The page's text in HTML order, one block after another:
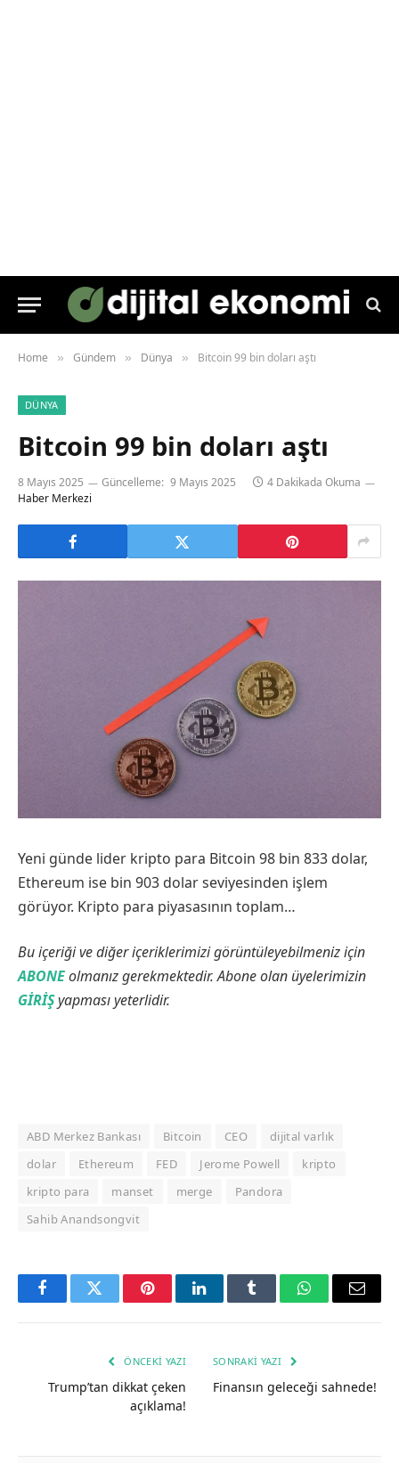
Home » Gündem » Dünya » Bitcoin 99 bin doları aştı
DÜNYA
Bitcoin 99 bin doları aştı
8 Mayıs 2025 Güncelleme: 9 Mayıs 2025
4 Dakikada Okuma
Haber Merkezi
Yeni günde lider kripto para Bitcoin 98 bin 833 dolar,
Ethereum ise bin 903 dolar seviyesinden işlem
görüyor. Kripto para piyasasının toplam…
Bu içeriği ve diğer içeriklerimizi görüntüleyebilmeniz için
ABONEolmanız gerekmektedir. Abone olan üyelerimizin
GİRİŞyapması yeterlidir.
ABD Merkez Bankası Bitcoin CEO
dijital varlık
dolar
Ethereum FED Jerome Powell
kripto
kripto para
manset merge
Pandora
Sahib Anandsongvit
FacebookTwitter PinterestLinkedInTumblr WhatsAppEmail
ÖNCEKI YAZI
Trump’tan dikkat çeken
açıklama!
SONRAKI YAZI
Finansın geleceği sahnede!